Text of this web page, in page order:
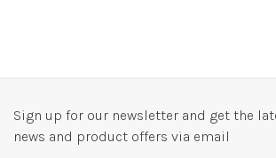
Sign up for our newsletter and get the
news and product offers via email